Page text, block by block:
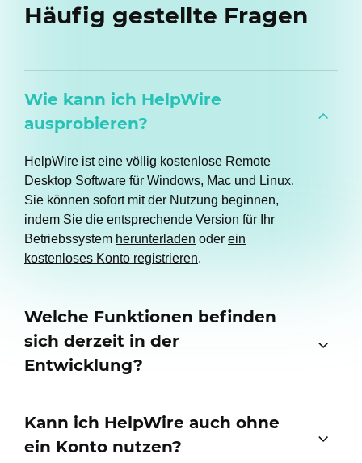
Häufig gestellte Fragen
Wie kann ich HelpWire
ausprobieren?
HelpWire ist eine völlig kostenlose Remote
Desktop Software für Windows, Mac und Linux.
Sie können sofort mit der Nutzung beginnen,
indem Sie die entsprechende Version für Ihr
Betriebssystem herunterladen oder ein
kostenloses Konto registrieren.
Welche Funktionen befinden
sich derzeit in der
Entwicklung?
Kann ich HelpWire auch ohne
ein Konto nutzen?